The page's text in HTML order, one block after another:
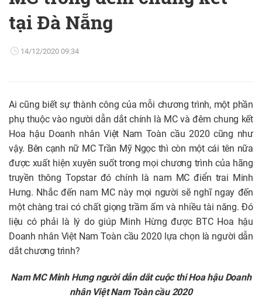
tại Đà Nẵng
14/12/2020 09:34
Ai cũng biết sự thành công của mỗi chương trình, một phần
phụ thuộc vào người dẫn dắt chính là MC và đêm chung kết
Hoa hậu Doanh nhân Việt Nam Toàn cầu 2020 cũng như
vậy. Bên cạnh nữ MC Trần Mỹ Ngọc thì còn một cái tên nữa
được xuất hiện xuyên suốt trong mọi chương trình của hãng
truyền thông Topstar đó chính là nam MC điển trai Minh
Hưng. Nhắc đến nam MC này mọi người sẽ nghĩ ngay đến
một chàng trai có chất giọng trầm ấm và nhiều tài năng. Đó
liệu có phải là lý do giúp Minh Hừng được BTC Hoa hậu
Doanh nhân Việt Nam Toàn cầu 2020 lựa chọn là người dẫn
dắt chương trình?
Nam MC Minh Hưng người dẫn dắt cuộc thi Hoa hậu Doanh
nhân Việt Nam Toàn cầu 2020